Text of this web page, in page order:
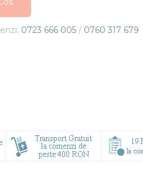
0723 666 005 / 0760 317 679